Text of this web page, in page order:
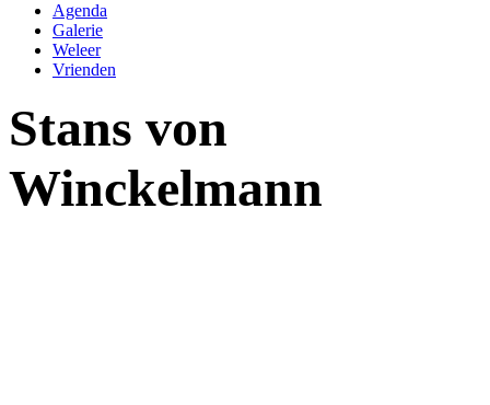
Agenda
Galerie
Weleer
Vrienden
Stans von
Winckelmann